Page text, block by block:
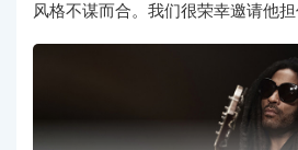
风格不谋而合。我们很荣幸邀请他